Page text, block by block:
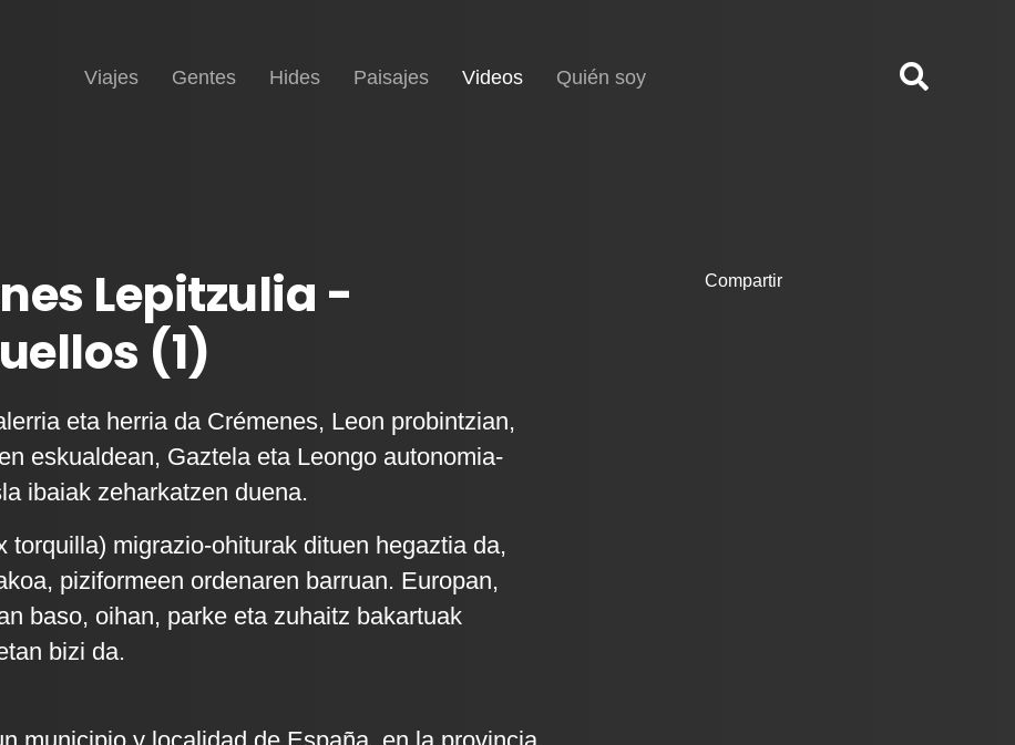
Inicio
Viajes Gentes Hides Paisajes Videos(current)Quién soy
Lepitzulia -
(1)
eta herria da Crémenes, Leon probintzian,
eskualdean, Gaztela eta Leongo autonomia-
ibaiak zeharkatzen duena.
torquilla) migrazio-ohiturak dituen hegaztia da,
piziformeen ordenaren barruan. Europan,
baso, oihan, parke eta zuhaitz bakartuak
bizi da.
Compartir